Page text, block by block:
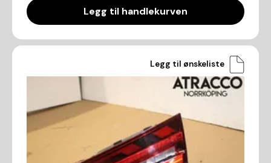
Legg til handlekurven
Legg til ønskeliste